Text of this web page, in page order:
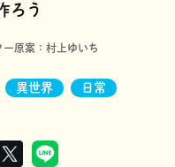
ろう
原案： 村上ゆいち
異世界 日常